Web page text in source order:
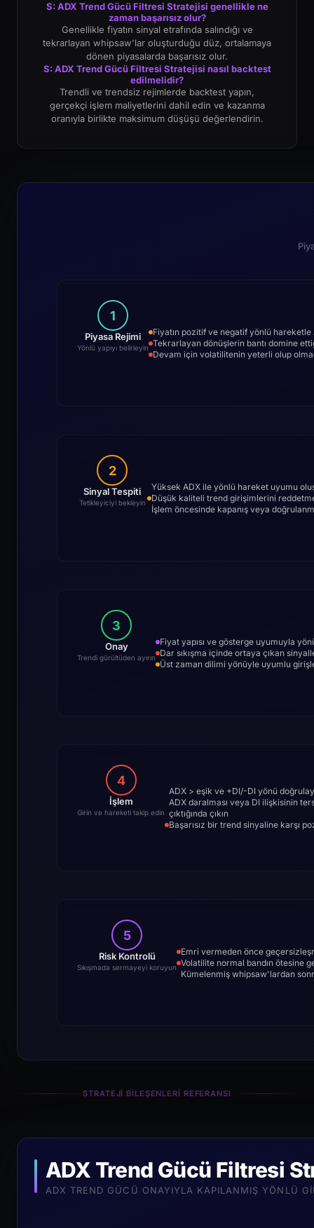
S: ADX Trend Gücü Filtresi Stratejisi genellikle ne
zaman başarısız olur?
Genellikle fiyatın sinyal etrafında salındığı ve
tekrarlayan whipsaw'lar oluşturduğu düz, ortalamaya
dönen piyasalarda başarısız olur.
S: ADX Trend Gücü Filtresi Stratejisi nasıl backtest
edilmelidir?
Trendli ve trendsiz rejimlerde backtest yapın,
gerçekçi işlem maliyetlerini dahil edin ve kazanma
oranıyla birlikte maksimum düşüşü değerlendirin.
1
Piyasa Rejimi
Yönlü yapıyı belirleyin
Fiyatın pozitif ve negatif yönlü hareketle
Tekrarlayan dönüşlerin bantı domine
Devam için volatilitenin yeterli olup
2
Sinyal Tespiti
Tetikleyiciyi bekleyin
Yüksek ADX ile yönlü hareket uyumu
Düşük kaliteli trend girişimlerini
İşlem öncesinde kapanış veya
3
Onay
Trendi gürültüden ayırın
Fiyat yapısı ve gösterge uyumuyla
Dar sıkışma içinde ortaya çıkan
Üst zaman dilimi yönüyle uyumlu
4
İşlem
Girin ve hareketi takip edin
ADX > eşik ve +DI/-DI yönü
ADX daralması veya DI ilişkisinin
çıktığında çıkın
Başarısız bir trend sinyaline karşı
5
Risk Kontrolü
Sıkışmada sermayeyi koruyun
Emri vermeden önce
Volatilite normal bandın ötesine
Kümelenmiş whipsaw'lardan
STRATEJI BILEŞENLERI REFERANSI
ADX Trend Gücü Filtresi
ADX TREND GÜCÜ ONAYIYLA KAPILANMIŞ YÖNLÜ